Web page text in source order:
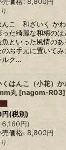
んこ 和ざいく か
った綺麗な和柄の
魚といった風情の
のお手元に置いて
ルク…
くはんこ（小花）
丸 [nagom-R03]
円(税別)
6,160円)
売価格: 8,800円